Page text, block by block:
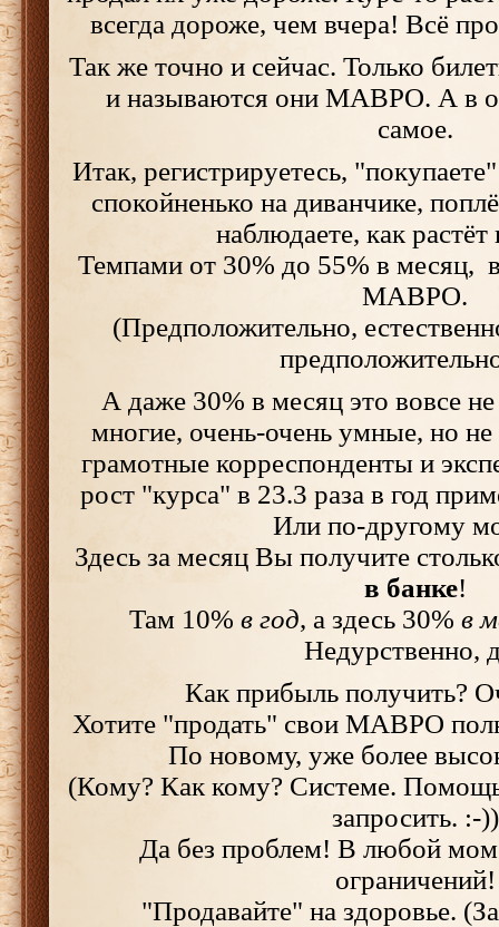
всегда дороже, чем вчера! Всё
Так же точно и сейчас. Только
и называются они МАВРО. А в
самое.
Итак, регистрируетесь,
спокойненько на диванчике,
наблюдаете, как
Темпами от 30% до 55% в месяц,
МАВРО.
(Предположительно,
А даже 30% в месяц это вовсе
многие, очень-очень умные, но
грамотные корреспонденты и
рост "курса" в 23.3 раза в год
Или по-другому
Здесь за месяц Вы получите
в банке!
Там 10% в год, а здесь 30% в
Недурственно,
Как прибыль получить?
Хотите "продать" свои МАВРО
По новому, уже более
(Кому? Как кому? Системе. Помощь
запросить. :-))
Да без проблем! В любой
ограничений!
"Продавайте" на здоровье.